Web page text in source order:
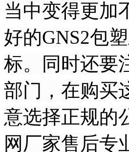
当中变得更加
好的GNS2包
标。同时还要
部门，在购买
意选择正规的
网厂家售后专